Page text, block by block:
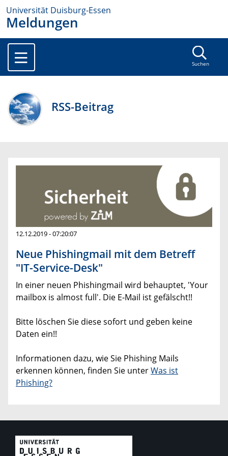
Universität Duisburg-Essen
Meldungen
Suchen
RSS-Beitrag
12.12.2019 - 07:20:07
Neue Phishingmail mit dem Betreff
"IT-Service-Desk"
In einer neuen Phishingmail wird behauptet, 'Your
mailbox is almost full'. Die E-Mail ist gefälscht!!
Bitte löschen Sie diese sofort und geben keine
Daten ein!!
Informationen dazu, wie Sie Phishing Mails
erkennen können, finden Sie unterWas ist
Phishing?